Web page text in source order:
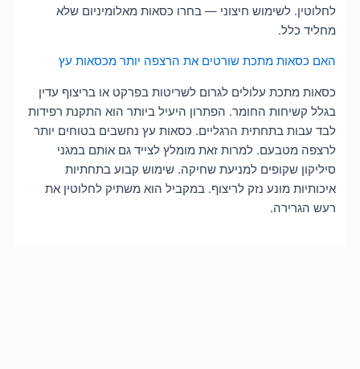
לחלוטין. לשימוש חיצוני — בחרו כסאות מאלומיניום שלא
מחליד כלל.
האם כסאות מתכת שורטים את הרצפה יותר מכסאות עץ
כסאות מתכת עלולים לגרום לשריטות בפרקט או בריצוף עדין
בגלל קשיחות החומר. הפתרון היעיל ביותר הוא התקנת רפידות
לבד עבות בתחתית הרגליים. כסאות עץ נחשבים בטוחים יותר
לרצפה מטבעם. למרות זאת מומלץ לצייד גם אותם במגני
סיליקון שקופים למניעת שחיקה. שימוש קבוע בתחתיות
איכותיות מונע נזק לריצוף. במקביל הוא משתיק לחלוטין את
רעש הגרירה.